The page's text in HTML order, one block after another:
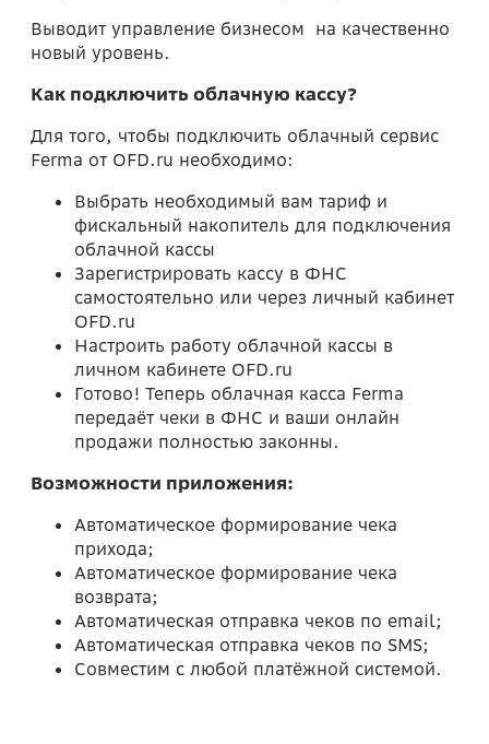
Выводит управление бизнесом на качественно
новый уровень.
Как подключить облачную кассу?
Для того, чтобы подключить облачный сервис
Ferma от OFD.ru необходимо:
Выбрать необходимый вам тариф и
фискальный накопитель для подключения
облачной кассы
Зарегистрировать кассу в ФНС
самостоятельно или через личный кабинет
OFD.ru
Настроить работу облачной кассы в
личном кабинете OFD.ru
Готово! Теперь облачная касса Ferma
передаёт чеки в ФНС и ваши онлайн
продажи полностью законны.
Возможности приложения:
Автоматическое формирование чека
прихода;
Автоматическое формирование чека
возврата;
Автоматическая отправка чеков по email;
Автоматическая отправка чеков по SMS;
Совместим с любой платёжной системой.